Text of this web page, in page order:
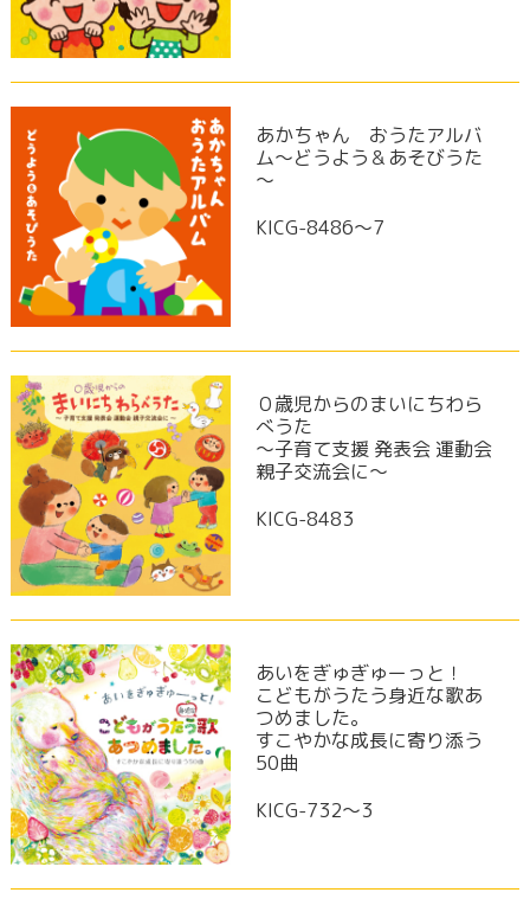
あかちゃん おうたアルバ
ム～どうよう＆あそびうた
～
KICG-8486～7
０歳児からのまいにちわら
べうた
～子育て支援 発表会 運動会
親子交流会に～
KICG-8483
あいをぎゅぎゅーっと！
こどもがうたう身近な歌あ
つめました。
すこやかな成長に寄り添う
50曲
KICG-732～3